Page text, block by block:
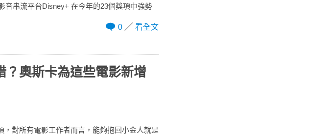
音串流平台Disney+ 在今年的23個獎項中強勢
0
看全文
？奧斯卡為這些電影新增
對所有電影工作者而言，能夠抱回小金人就是